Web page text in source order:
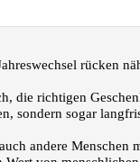
rücken
die richtigen
sondern sogar
andere Menschen